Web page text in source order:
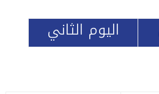
اليوم الثاني